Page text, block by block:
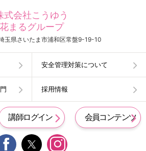
式会社こうゆう
花まるグループ
玉県さいたま市浦和区常盤9-19-10
安全管理対策について
採用情報
講師ログイン 会員コンテンツ
